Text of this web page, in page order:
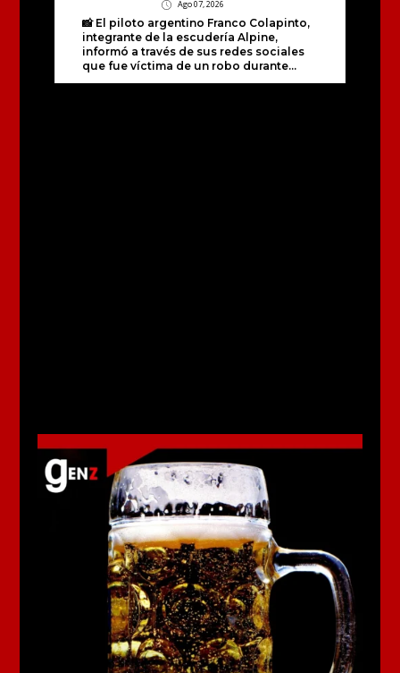
Ago 07, 2026
📸 El piloto argentino Franco Colapinto,
integrante de la escudería Alpine,
informó a través de sus redes sociales
que fue víctima de un robo durante...